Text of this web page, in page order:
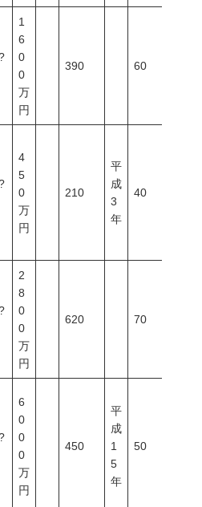
1
6
0
0
万
円
390 60
4
5
0
万
円
210
平
成
3
年
40
2
8
0
0
万
円
620 70
6
0
0
0
万
円
450
平
成
1
5
年
50